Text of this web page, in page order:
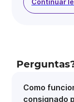
Continuar
Como
consignado